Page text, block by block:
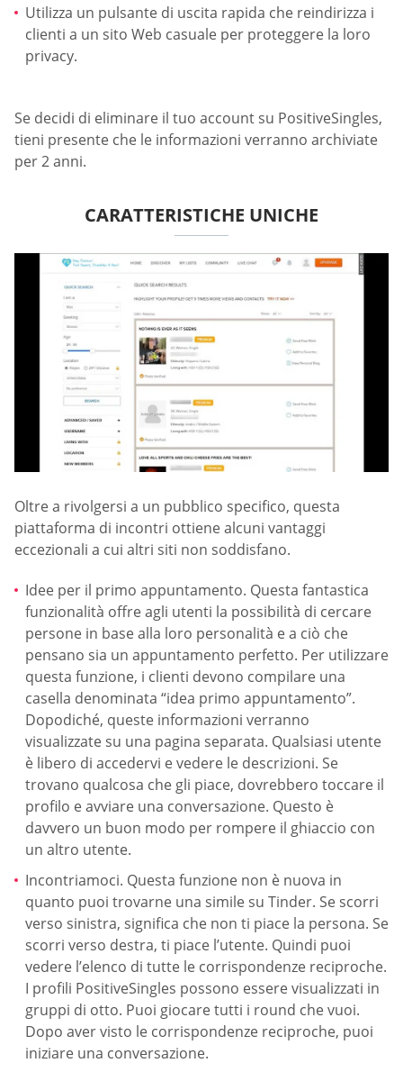
Utilizza un pulsante di uscita rapida che reindirizza i
clienti a un sito Web casuale per proteggere la loro
privacy.
Se decidi di eliminare il tuo account su PositiveSingles,
tieni presente che le informazioni verranno archiviate
per 2 anni.
CARATTERISTICHE UNICHE
Oltre a rivolgersi a un pubblico specifico, questa
piattaforma di incontri ottiene alcuni vantaggi
eccezionali a cui altri siti non soddisfano.
Idee per il primo appuntamento. Questa fantastica
funzionalità offre agli utenti la possibilità di cercare
persone in base alla loro personalità e a ciò che
pensano sia un appuntamento perfetto. Per utilizzare
questa funzione, i clienti devono compilare una
casella denominata “idea primo appuntamento”.
Dopodiché, queste informazioni verranno
visualizzate su una pagina separata. Qualsiasi utente
è libero di accedervi e vedere le descrizioni. Se
trovano qualcosa che gli piace, dovrebbero toccare il
profilo e avviare una conversazione. Questo è
davvero un buon modo per rompere il ghiaccio con
un altro utente.
Incontriamoci. Questa funzione non è nuova in
quanto puoi trovarne una simile su Tinder. Se scorri
verso sinistra, significa che non ti piace la persona. Se
scorri verso destra, ti piace l’utente. Quindi puoi
vedere l’elenco di tutte le corrispondenze reciproche.
I profili PositiveSingles possono essere visualizzati in
gruppi di otto. Puoi giocare tutti i round che vuoi.
Dopo aver visto le corrispondenze reciproche, puoi
iniziare una conversazione.